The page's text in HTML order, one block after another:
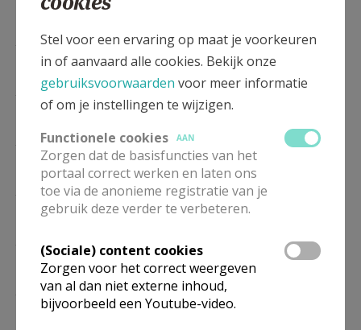
03/09
01/10
18.00 Eucharistie
18.00 Eucharistie
18.00 Eucharistie
07/01
18.00 Eucharistie
04/02
04/03
18.00 Eucharistie
Stel voor een ervaring op maat je voorkeuren
in of aanvaard alle cookies. Bekijk onze
gebruiksvoorwaarden voor meer informatie
of om je instellingen te wijzigen.
Functionele cookies
AAN
Zorgen dat de basisfuncties van het
portaal correct werken en laten ons
toe via de anonieme registratie van je
gebruik deze verder te verbeteren.
(Sociale) content cookies
Zorgen voor het correct weergeven
van al dan niet externe inhoud,
bijvoorbeeld een Youtube-video.